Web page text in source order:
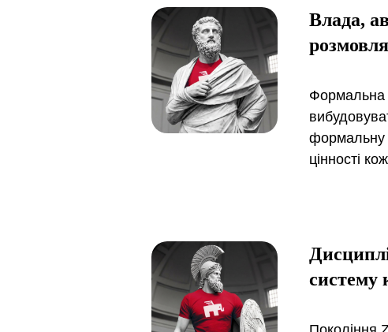
Влада,
Формальна
формальну
цінності
систему